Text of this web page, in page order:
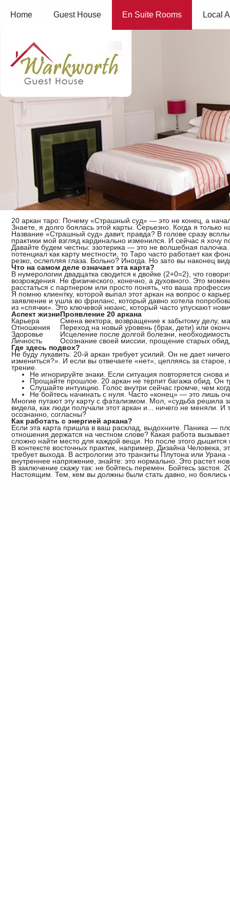
Home Guest House En Suite Rooms Local
20 аркан таро: Почему «Страшный суд» — это не конец, а
Знаете, я долго боялась этой карты. Серьезно. Когда я только
Название «Страшный суд» давит, правда? В голове сразу
практики мой взгляд кардинально изменился. И сейчас я
Давайте будем честны: эзотерика — это не волшебная
потенциал как карту местности, то Таро часто работает как
резко, ослепляя глаза. Больно? Иногда. Но зато вы наконец
Что на самом деле означает эта карта?
В нумерологии двадцатка сводится к двойке (2+0=2), что
возрождения. Не физического, конечно, а духовного. Это
расстаться с партнером или просто понять, что ваша
Я помню клиентку, которой выпал этот аркан на вопрос о
заявление и ушла во фриланс, который давно хотела
из «спячки». Это ключевой нюанс, который часто упускают
Аспект жизниПроявление 20 аркана
Карьера
Смена вектора, возвращение к забытому делу,
Отношения
Переход на новый уровень (брак, дети) или
Здоровье
Исцеление после долгой болезни,
Личность
Осознание своей миссии, прощение старых
Где здесь подвох?
Не буду лукавить: 20-й аркан требует усилий. Он не дает
измениться?». И если вы отвечаете «нет», цепляясь за
трение.
Не игнорируйте знаки. Если ситуация повторяется
Прощайте прошлое. 20 аркан не терпит багажа обид. Он
Слушайте интуицию. Голос внутри сейчас громче, чем
Не бойтесь начинать с нуля. Часто «конец» — это лишь
Многие путают эту карту с фатализмом. Мол, «судьба решила
видела, как люди получали этот аркан и... ничего не меняли.
осознанно, согласны?
Как работать с энергией аркана?
Если эта карта пришла в ваш расклад, выдохните. Паника —
отношения держатся на честном слове? Какая работа
сложно найти место для каждой вещи. Но после этого дышится
В контексте восточных практик, например, Дизайна
требует выхода. В астрологии это транзиты Плутона или
внутреннее напряжение, знайте: это нормально. Это растет
В заключение скажу так: не бойтесь перемен. Бойтесь
Настоящим. Тем, кем вы должны были стать давно, но